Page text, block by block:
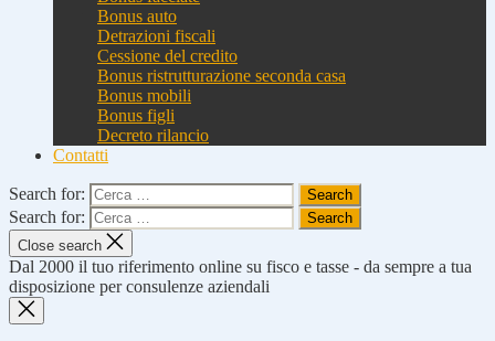
Bonus auto
Detrazioni fiscali
Cessione del credito
Bonus ristrutturazione seconda casa
Bonus mobili
Bonus figli
Decreto rilancio
Contatti
Search for:
Search for:
Close search
Dal 2000 il tuo riferimento online su fisco e tasse - da sempre a tua
disposizione per consulenze aziendali